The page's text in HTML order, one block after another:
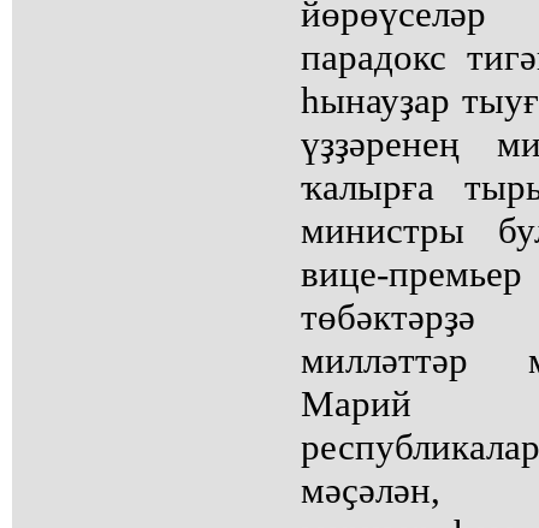
парадокс
һынауҙар
үҙҙәренең
ҡалырға
министры
вице-
милләттәр
Марий
мәҫәлән,